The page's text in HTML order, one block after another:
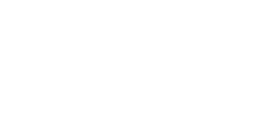
L’EU AI Act impacte
utilisant des modèles